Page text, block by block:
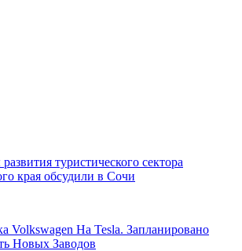
туристического сектора
края обсудили в Сочи
Volkswagen На Tesla. Запланировано
Новых Заводов